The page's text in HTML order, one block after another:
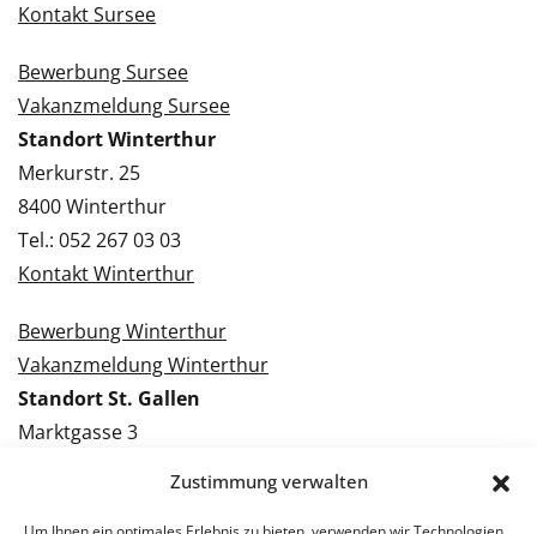
Zustimmung verwalten
Kontakt Sursee
Bewerbung Sursee
Vakanzmeldung Sursee
Standort Winterthur
Merkurstr. 25
8400 Winterthur
Tel.: 052 267 03 03
Kontakt Winterthur
Bewerbung Winterthur
Vakanzmeldung Winterthur
Standort St. Gallen
Marktgasse 3